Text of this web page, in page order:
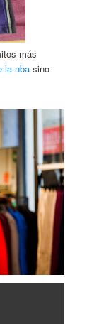
más
la nba sino